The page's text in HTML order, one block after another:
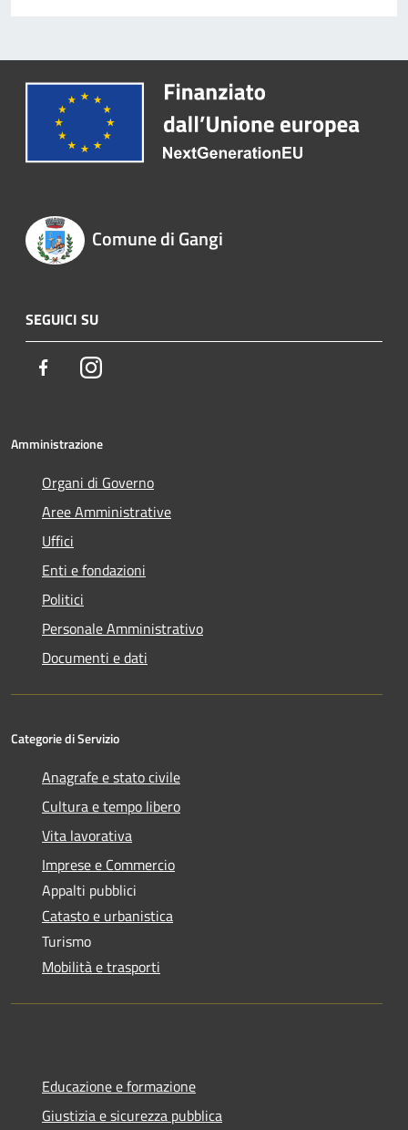
Comune di Gangi
SEGUICI SU
FacebookInstagram
Amministrazione
Organi di Governo
Aree Amministrative
Uffici
Enti e fondazioni
Politici
Personale Amministrativo
Documenti e dati
Categorie di Servizio
Anagrafe e stato civile
Cultura e tempo libero
Vita lavorativa
Imprese e Commercio
Appalti pubblici
Catasto e urbanistica
Turismo
Mobilità e trasporti
Educazione e formazione
Giustizia e sicurezza pubblica